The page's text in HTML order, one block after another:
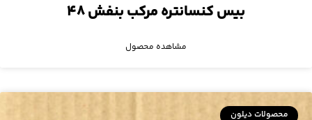
بیس کنسانتره مرکب بنفش ۴۸
مشاهده محصول
محصولات دیلون